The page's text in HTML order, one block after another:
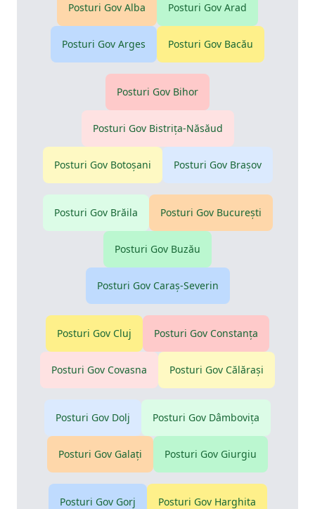
Posturi Gov Alba Posturi Gov Arad
Posturi Gov Arges Posturi Gov Bacău
Posturi Gov Bihor
Posturi Gov Bistriţa-Năsăud
Posturi Gov Botoşani Posturi Gov Braşov
Posturi Gov Brăila Posturi Gov Bucureşti
Posturi Gov Buzău
Posturi Gov Caraş-Severin
Posturi Gov Cluj Posturi Gov Constanţa
Posturi Gov Covasna Posturi Gov Călăraşi
Posturi Gov Dolj Posturi Gov Dâmboviţa
Posturi Gov Galaţi Posturi Gov Giurgiu
Posturi Gov Gorj Posturi Gov Harghita